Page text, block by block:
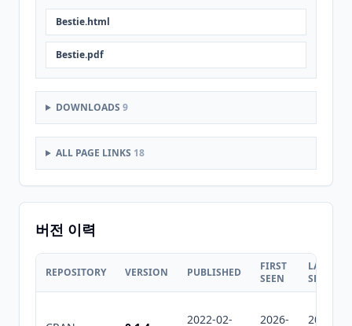
Bestie.html
Bestie.pdf
DOWNLOADS 9
ALL PAGE LINKS 18
버전 이력
REPOSITORY VERSION PUBLISHED
FIRST
SEEN
LAST
SEEN
2022-02-
2026-
2026-